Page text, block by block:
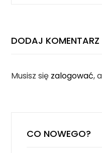
DODAJ KOMENTARZ
Musisz się zalogować,
CO NOWEGO?